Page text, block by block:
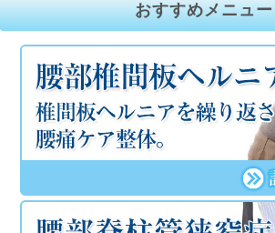
おすすめメニュー